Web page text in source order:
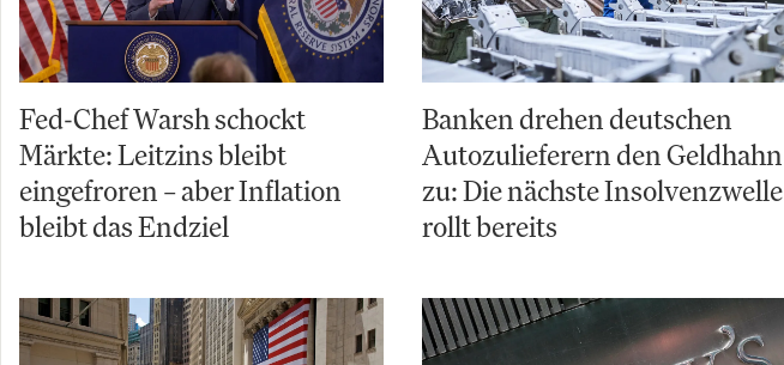
Fed-Chef Warsh schockt
Märkte: Leitzins bleibt
eingefroren – aber Inflation
bleibt das Endziel
Banken drehen deutschen
Autozulieferern den Geldhahn
zu: Die nächste Insolvenzwelle
rollt bereits